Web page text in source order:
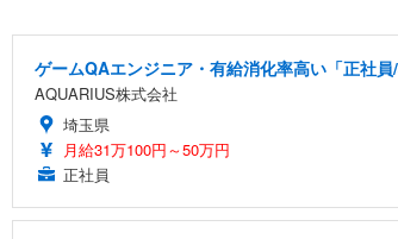
ゲームQAエンジニア・有給消化率高い「正社
AQUARIUS株式会社
埼玉県
月給31万100円～50万円
正社員